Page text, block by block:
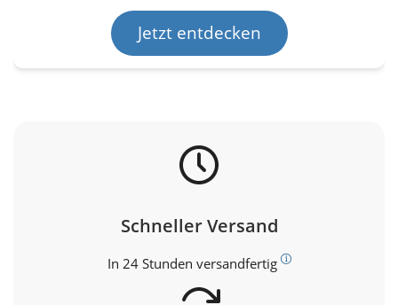
Jetzt entdecken
Schneller Versand
In 24 Stunden versandfertig